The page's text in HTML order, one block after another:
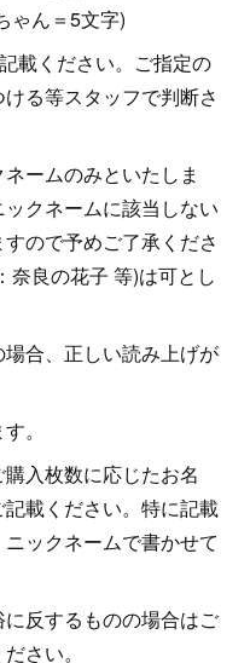
ゃん＝5文字)
載ください。ご指定の
る等スタッフで判断さ
ームのみといたしま
クネームに該当しない
ので予めご了承くださ
奈良の花子 等)は可とし
合、正しい読み上げが
。
入枚数に応じたお名
載ください。特に記載
ックネームで書かせて
反するものの場合はご
さい。